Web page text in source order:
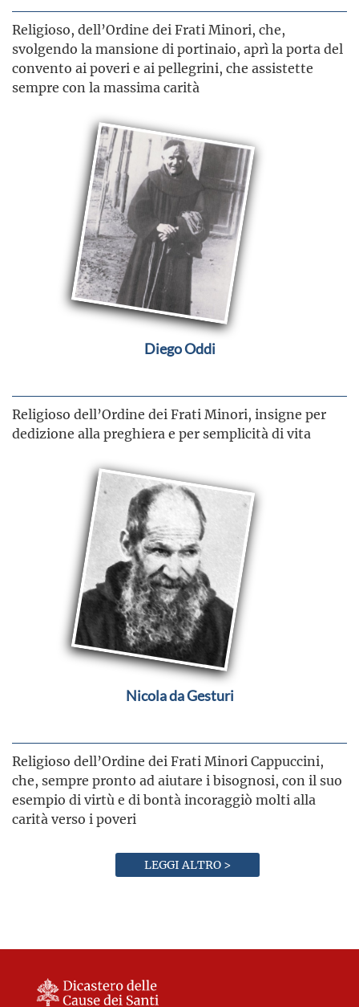
Religioso, dell’Ordine dei Frati Minori, che,
svolgendo la mansione di portinaio, aprì la porta del
convento ai poveri e ai pellegrini, che assistette
sempre con la massima carità
Diego Oddi
Religioso dell’Ordine dei Frati Minori, insigne per
dedizione alla preghiera e per semplicità di vita
Nicola da Gesturi
Religioso dell’Ordine dei Frati Minori Cappuccini,
che, sempre pronto ad aiutare i bisognosi, con il suo
esempio di virtù e di bontà incoraggiò molti alla
carità verso i poveri
LEGGI ALTRO >